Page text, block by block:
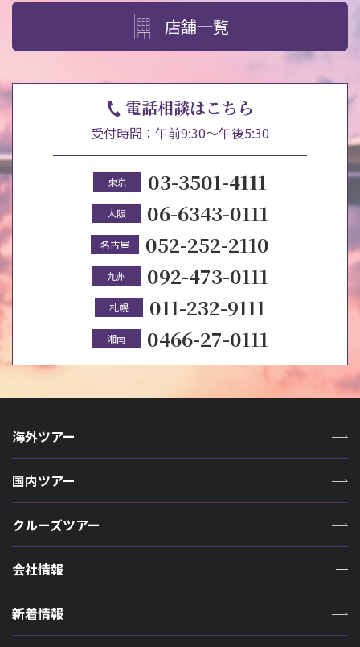
店舗一覧
電話相談はこちら
受付時間：午前9:30～午後5:30
東京 03-3501-4111
大阪 06-6343-0111
名古屋 052-252-2110
九州 092-473-0111
札幌 011-232-9111
湘南 0466-27-0111
海外ツアー
国内ツアー
クルーズツアー
会社情報
新着情報